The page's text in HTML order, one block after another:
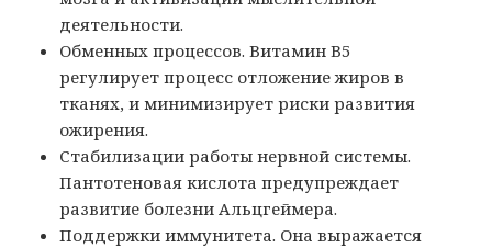
деятельности.
Обменных процессов. Витамин В5
регулирует процесс отложение жиров в
тканях, и минимизирует риски развития
ожирения.
Стабилизации работы нервной системы.
Пантотеновая кислота предупреждает
развитие болезни Альцгеймера.
Поддержки иммунитета. Она выражается